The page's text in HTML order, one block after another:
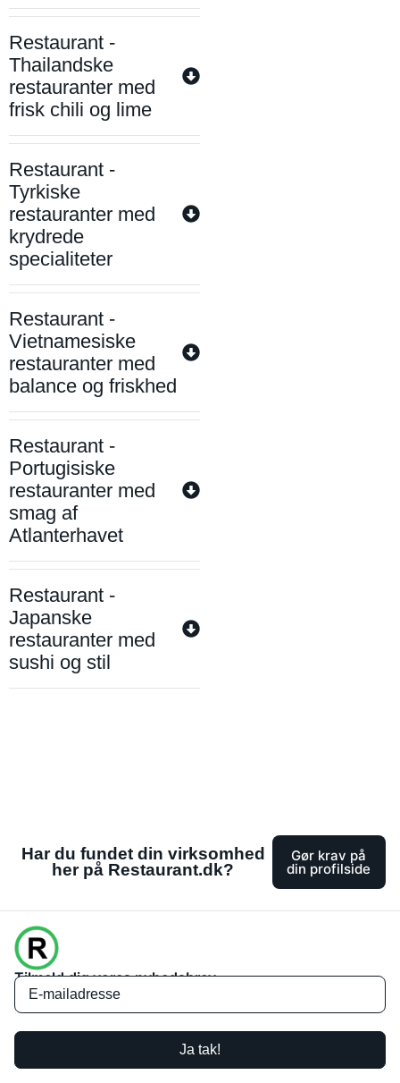
Restaurant -
Thailandske
restauranter med
frisk chili og lime
Restaurant -
Tyrkiske
restauranter med
krydrede
specialiteter
Restaurant -
Vietnamesiske
restauranter med
balance og friskhed
Restaurant -
Portugisiske
restauranter med
smag af
Atlanterhavet
Restaurant -
Japanske
restauranter med
sushi og stil
Har du fundet din virksomhed
her på Restaurant.dk?
Gør krav på
din profilside
Tilmeld dig vores nyhedsbrev
Ja tak!